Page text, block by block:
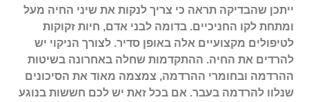
ייתכן שהבדיקה תראה כי צריך לנקות את שיני החיה מעל
ומתחת לקו החניכיים. בדומה לבני אדם, חיות זקוקות
לטיפולים מקצועיים אלה באופן סדיר. לצורך הניקוי יש
להרדים את החיה. ההתקדמות שחלה באחרונה בשיטות
ההרדמה ובחומרי ההרדמה, צמצמה מאוד את הסיכונים
שנלוו להרדמה בעבר. אם בכל זאת יש לכם חששות בנוגע